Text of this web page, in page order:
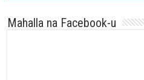
Mahalla na Facebook-u